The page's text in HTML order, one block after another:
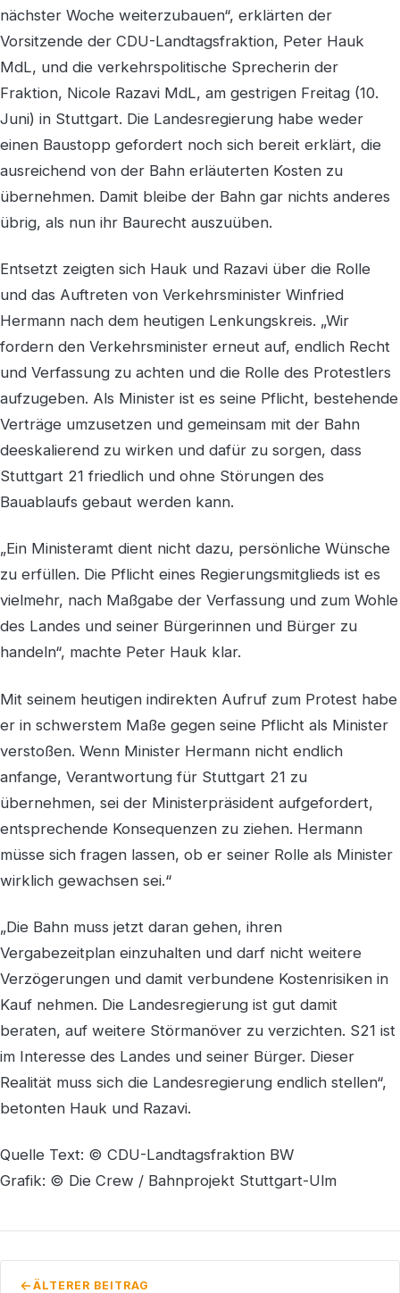
nächster Woche weiterzubauen“, erklärten der
Vorsitzende der CDU-Landtagsfraktion, Peter Hauk
MdL, und die verkehrspolitische Sprecherin der
Fraktion, Nicole Razavi MdL, am gestrigen Freitag (10.
Juni) in Stuttgart. Die Landesregierung habe weder
einen Baustopp gefordert noch sich bereit erklärt, die
ausreichend von der Bahn erläuterten Kosten zu
übernehmen. Damit bleibe der Bahn gar nichts anderes
übrig, als nun ihr Baurecht auszuüben.
Entsetzt zeigten sich Hauk und Razavi über die Rolle
und das Auftreten von Verkehrsminister Winfried
Hermann nach dem heutigen Lenkungskreis. „Wir
fordern den Verkehrsminister erneut auf, endlich Recht
und Verfassung zu achten und die Rolle des Protestlers
aufzugeben. Als Minister ist es seine Pflicht, bestehende
Verträge umzusetzen und gemeinsam mit der Bahn
deeskalierend zu wirken und dafür zu sorgen, dass
Stuttgart 21 friedlich und ohne Störungen des
Bauablaufs gebaut werden kann.
„Ein Ministeramt dient nicht dazu, persönliche Wünsche
zu erfüllen. Die Pflicht eines Regierungsmitglieds ist es
vielmehr, nach Maßgabe der Verfassung und zum Wohle
des Landes und seiner Bürgerinnen und Bürger zu
handeln“, machte Peter Hauk klar.
Mit seinem heutigen indirekten Aufruf zum Protest habe
er in schwerstem Maße gegen seine Pflicht als Minister
verstoßen. Wenn Minister Hermann nicht endlich
anfange, Verantwortung für Stuttgart 21 zu
übernehmen, sei der Ministerpräsident aufgefordert,
entsprechende Konsequenzen zu ziehen. Hermann
müsse sich fragen lassen, ob er seiner Rolle als Minister
wirklich gewachsen sei.“
„Die Bahn muss jetzt daran gehen, ihren
Vergabezeitplan einzuhalten und darf nicht weitere
Verzögerungen und damit verbundene Kostenrisiken in
Kauf nehmen. Die Landesregierung ist gut damit
beraten, auf weitere Störmanöver zu verzichten. S21 ist
im Interesse des Landes und seiner Bürger. Dieser
Realität muss sich die Landesregierung endlich stellen“,
betonten Hauk und Razavi.
Quelle Text: © CDU-Landtagsfraktion BW
Grafik: © Die Crew / Bahnprojekt Stuttgart-Ulm
ÄLTERER BEITRAG